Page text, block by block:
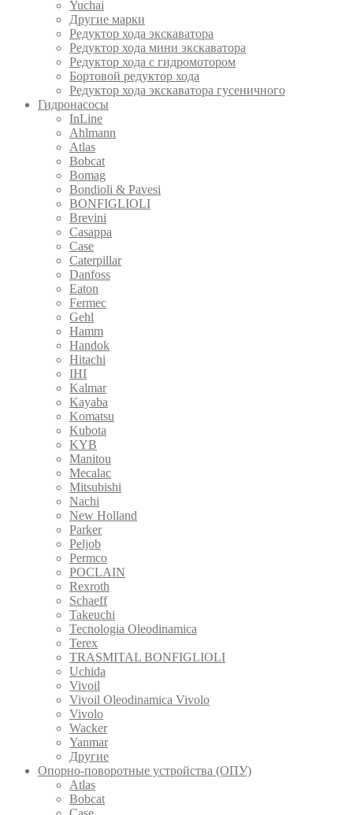
Yuchai
Другие марки
Редуктор хода экскаватора
Редуктор хода мини экскаватора
Редуктор хода с гидромотором
Бортовой редуктор хода
Редуктор хода экскаватора гусеничного
Гидронасосы
InLine
Ahlmann
Atlas
Bobcat
Bomag
Bondioli & Pavesi
BONFIGLIOLI
Brevini
Casappa
Case
Caterpillar
Danfoss
Eaton
Fermec
Gehl
Hamm
Handok
Hitachi
IHI
Kalmar
Kayaba
Komatsu
Kubota
KYB
Manitou
Mecalac
Mitsubishi
Nachi
New Holland
Parker
Peljob
Permco
POCLAIN
Rexroth
Schaeff
Takeuchi
Tecnologia Oleodinamica
Terex
TRASMITAL BONFIGLIOLI
Uchida
Vivoil
Vivoil Oleodinamica Vivolo
Vivolo
Wacker
Yanmar
Другие
Опорно-поворотные устройства (ОПУ)
Atlas
Bobcat